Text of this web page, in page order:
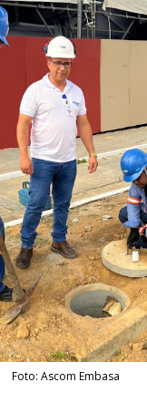
Foto: Ascom Embasa